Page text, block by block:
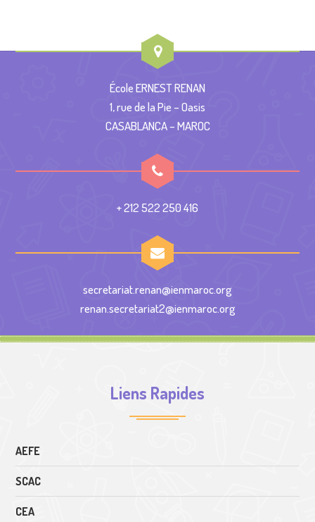
École ERNEST RENAN
1, rue de la Pie – Oasis
CASABLANCA – MAROC
+ 212 522 250 416
secretariat.renan@ienmaroc.org
renan.secretariat2@ienmaroc.org
Liens Rapides
AEFE
SCAC
CEA